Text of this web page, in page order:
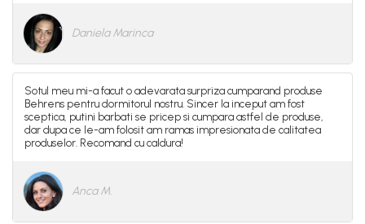
Daniela Marinca
Sotul meu mi-a facut o adevarata surpriza cumparand produse
Behrens pentru dormitorul nostru. Sincer la inceput am fost
sceptica, putini barbati se pricep si cumpara astfel de produse,
dar dupa ce le-am folosit am ramas impresionata de calitatea
produselor. Recomand cu caldura!
Anca M.